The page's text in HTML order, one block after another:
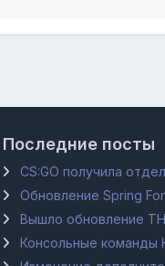
Последние посты
CS:GO получила
Обновление Spring
Вышло обновление
Консольные команды